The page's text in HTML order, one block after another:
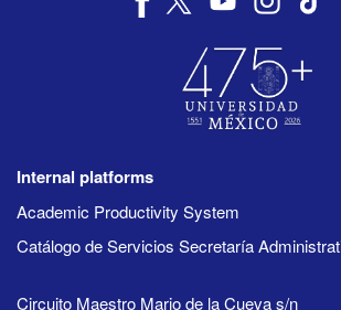
Internal platforms
Academic Productivity System
Catálogo de Servicios Secretaría
Circuito Maestro Mario de la Cueva s/n